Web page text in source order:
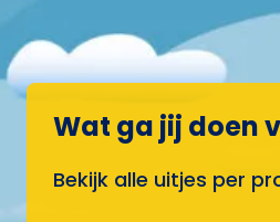
Wat ga jij doen
Bekijk alle uitjes per